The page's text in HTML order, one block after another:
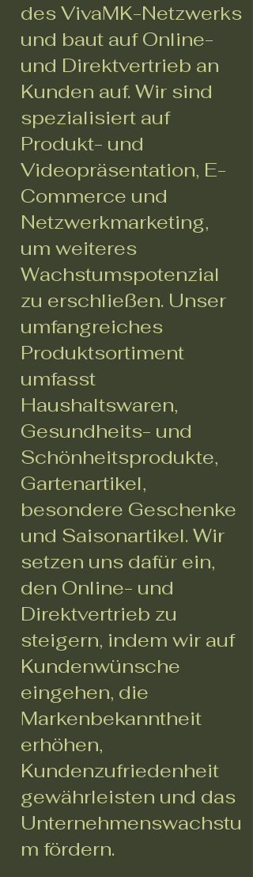
des VivaMK-Netzwerks
und baut auf Online-
und Direktvertrieb an
Kunden auf. Wir sind
spezialisiert auf
Produkt- und
Videopräsentation, E-
Commerce und
Netzwerkmarketing,
um weiteres
Wachstumspotenzial
zu erschließen. Unser
umfangreiches
Produktsortiment
umfasst
Haushaltswaren,
Gesundheits- und
Schönheitsprodukte,
Gartenartikel,
besondere Geschenke
und Saisonartikel. Wir
setzen uns dafür ein,
den Online- und
Direktvertrieb zu
steigern, indem wir auf
Kundenwünsche
eingehen, die
Markenbekanntheit
erhöhen,
Kundenzufriedenheit
gewährleisten und das
Unternehmenswachstu
m fördern.